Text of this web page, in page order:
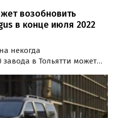
возобновить
в конце июля 2022
некогда
в Тольятти может
плане «АвтоВАЗа» на
из паблика